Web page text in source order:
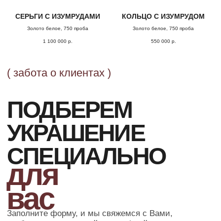
СЕРЬГИ С ИЗУМРУДАМИ
Золото белое, 750 проба
1 100 000 р.
КОЛЬЦО С ИЗУМРУДОМ
Золото белое, 750 проба
550 000 р.
Добавьте товар в корзину и введите
свои контактные данные
во всплывающем окне
ОФОРМЛЕНИЕ ЗАКАЗА